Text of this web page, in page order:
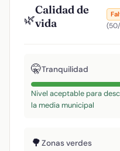
🌿
Calidad de
vida
🤫Tranquilidad
Nivel aceptable para
la media municipal
🌳Zonas verdes